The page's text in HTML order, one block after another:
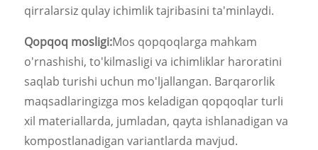
qirralarsiz qulay ichimlik tajribasini ta'minlaydi.
Qopqoq mosligi:Mos qopqoqlarga mahkam
o'rnashishi, to'kilmasligi va ichimliklar haroratini
saqlab turishi uchun mo'ljallangan. Barqarorlik
maqsadlaringizga mos keladigan qopqoqlar turli
xil materiallarda, jumladan, qayta ishlanadigan va
kompostlanadigan variantlarda mavjud.